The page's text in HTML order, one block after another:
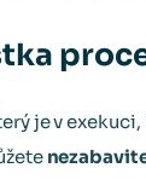
je v